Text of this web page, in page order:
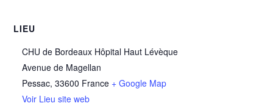
LIEU
CHU de Bordeaux Hôpital Haut Lévèque
Avenue de Magellan
Pessac, 33600 France + Google Map
Voir Lieu site web